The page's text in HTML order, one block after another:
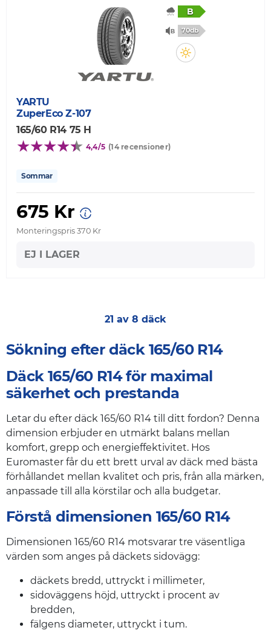
B
70db
YARTU
ZuperEco Z-107
165/60 R14 75 H
4,4/5 (14 recensioner)
Sommar
675 Kr
Monteringspris 370 Kr
EJ I LAGER
21 av 8 däck
Sökning efter däck 165/60 R14
Däck 165/60 R14 för maximal
säkerhet och prestanda
Letar du efter däck 165/60 R14 till ditt fordon? Denna
dimension erbjuder en utmärkt balans mellan
komfort, grepp och energieffektivitet. Hos
Euromaster får du ett brett urval av däck med bästa
förhållandet mellan kvalitet och pris, från alla märken,
anpassade till alla körstilar och alla budgetar.
Förstå dimensionen 165/60 R14
Dimensionen 165/60 R14 motsvarar tre väsentliga
värden som anges på däckets sidovägg:
däckets bredd, uttryckt i millimeter,
sidoväggens höjd, uttryckt i procent av
bredden,
fälgens diameter, uttryckt i tum.